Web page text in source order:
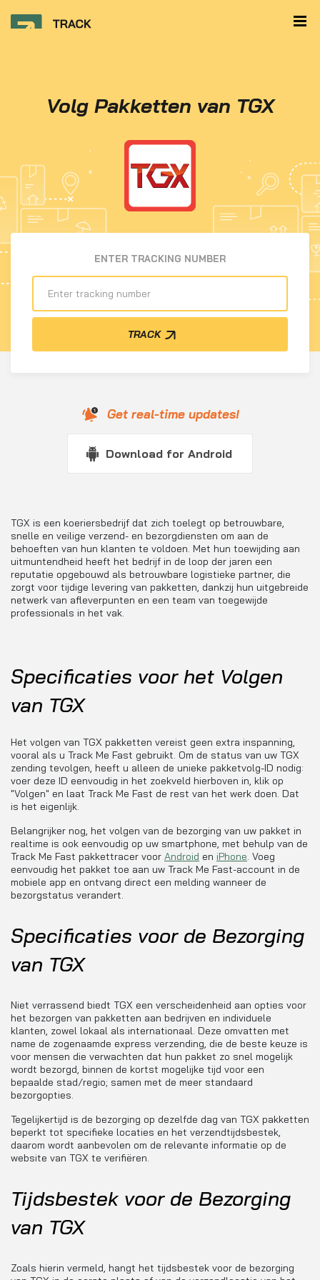
Volg Pakketten van TGX
ENTER TRACKING NUMBER
TRACK
Get real-time updates!
Download for Android
TGX is een koeriersbedrijf dat zich toelegt op betrouwbare,
snelle en veilige verzend- en bezorgdiensten om aan de
behoeften van hun klanten te voldoen. Met hun toewijding aan
uitmuntendheid heeft het bedrijf in de loop der jaren een
reputatie opgebouwd als betrouwbare logistieke partner, die
zorgt voor tijdige levering van pakketten, dankzij hun uitgebreide
netwerk van afleverpunten en een team van toegewijde
professionals in het vak.
Specificaties voor het Volgen
van TGX
Het volgen van TGX pakketten vereist geen extra inspanning,
vooral als u Track Me Fast gebruikt. Om de status van uw TGX
zending tevolgen, heeft u alleen de unieke pakketvolg-ID nodig:
voer deze ID eenvoudig in het zoekveld hierboven in, klik op
"Volgen" en laat Track Me Fast de rest van het werk doen. Dat
is het eigenlijk.
Belangrijker nog, het volgen van de bezorging van uw pakket in
realtime is ook eenvoudig op uw smartphone, met behulp van de
Track Me Fast pakkettracer voor Android en iPhone. Voeg
eenvoudig het pakket toe aan uw Track Me Fast-account in de
mobiele app en ontvang direct een melding wanneer de
bezorgstatus verandert.
Specificaties voor de Bezorging
van TGX
Niet verrassend biedt TGX een verscheidenheid aan opties voor
het bezorgen van pakketten aan bedrijven en individuele
klanten, zowel lokaal als internationaal. Deze omvatten met
name de zogenaamde express verzending, die de beste keuze is
voor mensen die verwachten dat hun pakket zo snel mogelijk
wordt bezorgd, binnen de kortst mogelijke tijd voor een
bepaalde stad/regio; samen met de meer standaard
bezorgopties.
Tegelijkertijd is de bezorging op dezelfde dag van TGX pakketten
beperkt tot specifieke locaties en het verzendtijdsbestek,
daarom wordt aanbevolen om de relevante informatie op de
website van TGX te verifiëren.
Tijdsbestek voor de Bezorging
van TGX
Zoals hierin vermeld, hangt het tijdsbestek voor de bezorging